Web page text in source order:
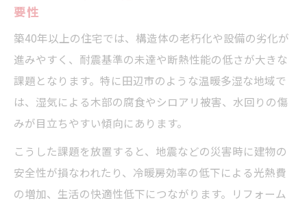
快適な住環境を守るリフォーム知識の重要
性
信頼できるリフォーム会社選びのポイント
リフォーム会社選びで重視すべき比較ポイ
口コミや事例を活用したリフォーム会社の
見極め方
要性
築40年以上の住宅では、構造体の老朽化や設備の劣化が
進みやすく、耐震基準の未達や断熱性能の低さが大きな
課題となります。特に田辺市のような温暖多湿な地域で
は、湿気による木部の腐食やシロアリ被害、水回りの傷
みが目立ちやすい傾向にあります。
こうした課題を放置すると、地震などの災害時に建物の
安全性が損なわれたり、冷暖房効率の低下による光熱費
の増加、生活の快適性低下につながります。リフォーム